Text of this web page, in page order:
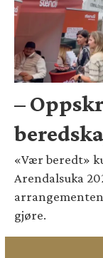
–
«Vær beredt»
Arendalsuka
gjøre.